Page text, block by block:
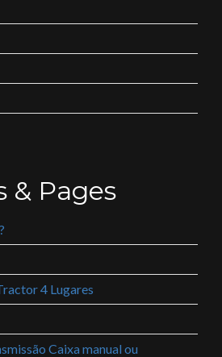
& Pages
4 Lugares
Caixa manual ou